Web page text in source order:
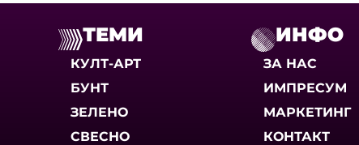
ТЕМИ
КУЛТ-АРТ
БУНТ
ЗЕЛЕНО
СВЕСНО
ИНФО
ЗА НАС
ИМПРЕСУМ
МАРКЕТИНГ
КОНТАКТ